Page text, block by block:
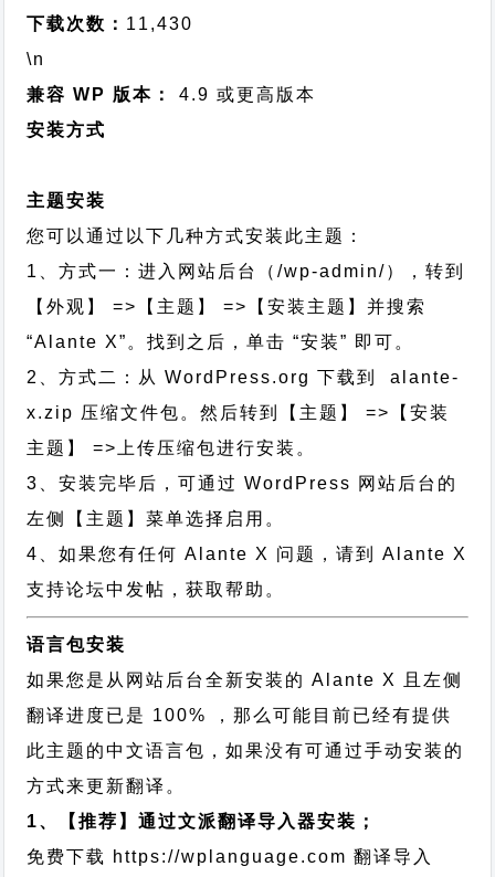
下载次数： 11,430
\n
兼容 WP 版本：
4.9 或更高版本
安装方式
主题安装
您可以通过以下几种方式安装此主题：
1、方式一：进入网站后台（/wp-admin/），转到
【外观】 =>【主题】 =>【安装主题】并搜索
“Alante X”。找到之后，单击 “安装” 即可。
2、方式二：从 WordPress.org 下载到 alante-
x.zip 压缩文件包。然后转到【主题】 =>【安装
主题】 =>上传压缩包进行安装。
3、安装完毕后，可通过 WordPress 网站后台的
左侧【主题】菜单选择启用。
4、如果您有任何 Alante X 问题，请到 Alante X
支持论坛中发帖，获取帮助。
语言包安装
如果您是从网站后台全新安装的 Alante X 且左侧
翻译进度已是 100% ，那么可能目前已经有提供
此主题的中文语言包，如果没有可通过手动安装的
方式来更新翻译。
1、【推荐】通过文派翻译导入器安装；
免费下载 https://wplanguage.com 翻译导入